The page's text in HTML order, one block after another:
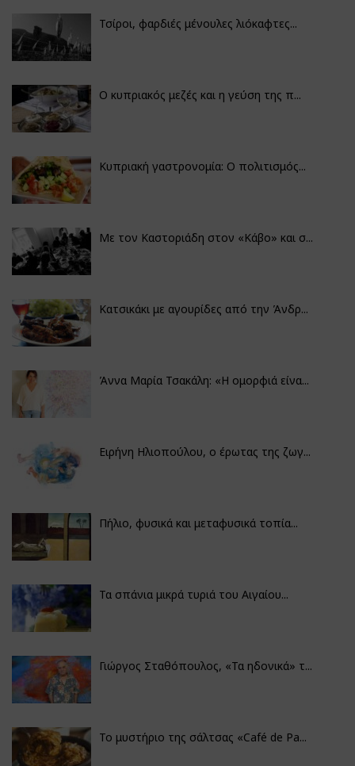
Τσίροι, φαρδιές μένουλες λιόκαφτες...
Ο κυπριακός μεζές και η γεύση της π...
Κυπριακή γαστρονομία: Ο πολιτισμός...
Με τον Καστοριάδη στον «Κάβο» και σ...
Κατσικάκι με αγουρίδες από την Άνδρ...
Άννα Μαρία Τσακάλη: «Η ομορφιά είνα...
Ειρήνη Ηλιοπούλου, ο έρωτας της ζωγ...
Πήλιο, φυσικά και μεταφυσικά τοπία...
Τα σπάνια μικρά τυριά του Αιγαίου...
Γιώργος Σταθόπουλος, «Τα ηδονικά» τ...
Το μυστήριο της σάλτσας «Café de Pa...